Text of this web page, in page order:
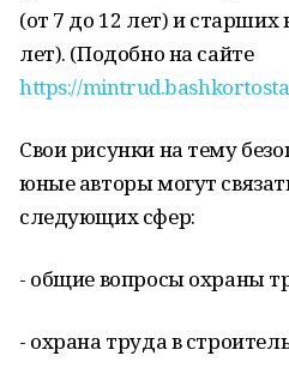
(от 7 до 12 лет) и старших
лет). (Подобно на сайте
https://
Свои рисунки на тему
юные авторы могут
следующих сфер:
- общие вопросы охраны
- охрана труда в